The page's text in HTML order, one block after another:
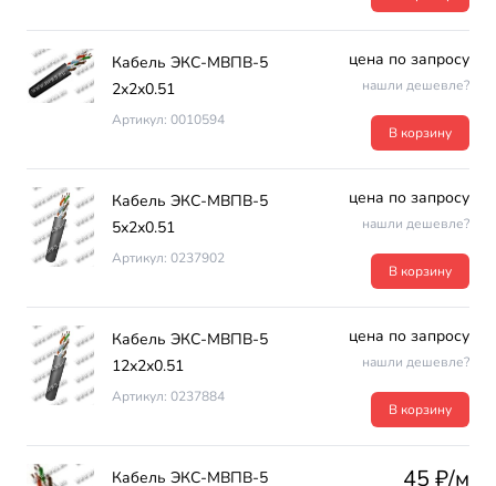
Кабель ЭКС-МВПВ-5
2х2х0.51
Артикул: 0010594
цена по запросу
нашли дешевле?
В корзину
Кабель ЭКС-МВПВ-5
5х2х0.51
Артикул: 0237902
цена по запросу
нашли дешевле?
В корзину
Кабель ЭКС-МВПВ-5
12х2х0.51
Артикул: 0237884
цена по запросу
нашли дешевле?
В корзину
Кабель ЭКС-МВПВ-5
45 ₽/м